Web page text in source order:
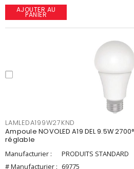
AJOUTER AU
PANIER
LAMLEDA199W27KND
Ampoule NOVOLED A19 DEL 9.5W
réglable
Manufacturier :
PRODUITS STANDARD
# Manufacturier : 69775